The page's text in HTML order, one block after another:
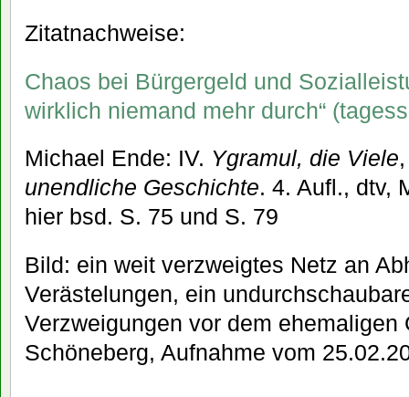
Zitatnachweise:
Chaos bei Bürgergeld und
wirklich niemand mehr durch“
Michael Ende: IV. Ygramul, die Viele
unendliche Geschichte. 4. Aufl., dtv,
hier bsd. S. 75 und S. 79
Bild: ein weit verzweigtes Netz an
Verästelungen, ein
Verzweigungen vor dem ehemaligen
Schöneberg, Aufnahme vom